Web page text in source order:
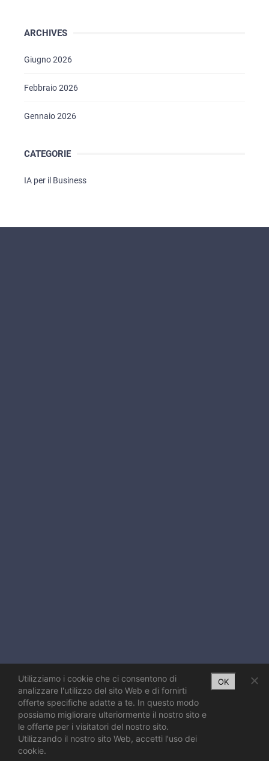
ARCHIVES
Giugno 2026
Febbraio 2026
Gennaio 2026
CATEGORIE
IA per il Business
Utilizziamo i cookie che ci consentono di
analizzare l'utilizzo del sito Web e di fornirti
offerte specifiche adatte a te. In questo modo
possiamo migliorare ulteriormente il nostro sito e
le offerte per i visitatori del nostro sito.
Utilizzando il nostro sito Web, accetti l'uso dei
cookie.
OK